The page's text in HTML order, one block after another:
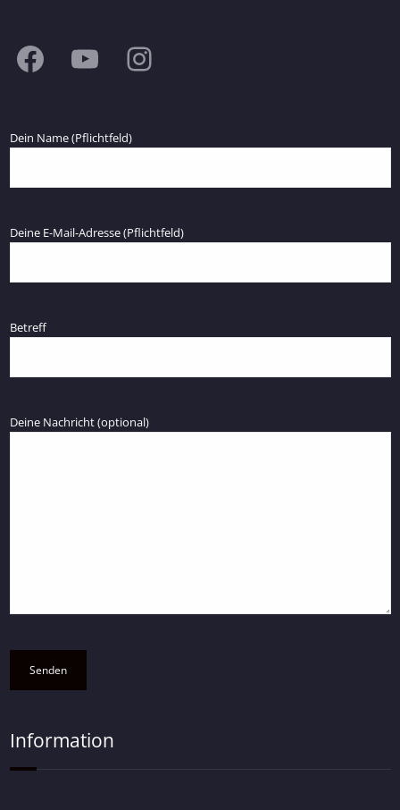
Dein Name (Pflichtfeld)
Deine E-Mail-Adresse (Pflichtfeld)
Betreff
Deine Nachricht (optional)
Information